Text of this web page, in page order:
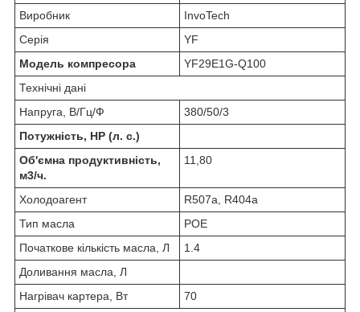
Виробник
InvoTech
Серія
YF
Модель компресора
YF29E1G-Q100
Технічні дані
Напруга, В/Гц/Ф
380/50/3
Потужність, HP (л. с.)
Об'ємна продуктивність,
м3/ч.
11,80
Холодоагент
R507a, R404a
Тип масла
POE
Початкове кількість масла, Л
1.4
Доливання масла, Л
Нагрівач картера, Вт
70